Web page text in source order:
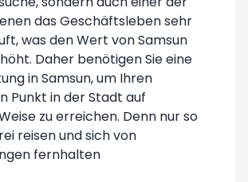
das Geschäftsleben sehr
was den Wert von Samsun
Daher benötigen Sie eine
in Samsun, um Ihren
Punkt in der Stadt auf
zu erreichen. Denn nur so
reisen und sich von
fernhalten